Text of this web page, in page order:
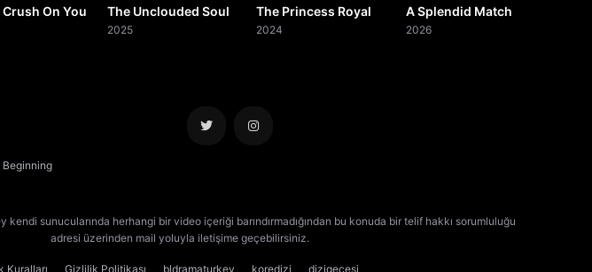
Crush On You The Unclouded Soul
2025
The Princess Royal
2024
A Splendid Match
2026
Beginning
sunucularında herhangi bir video içeriği barındırmadığından bu konuda bir telif hakkı sorumluluğu
adresi üzerinden mail yoluyla iletişime geçebilirsiniz.
Kuralları Gizlilik Politikası bldramaturkey koredizi dizigecesi